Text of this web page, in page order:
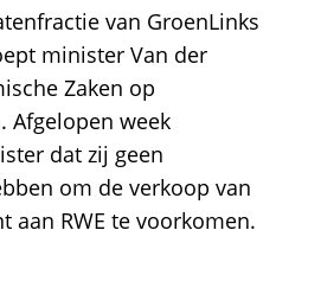
van GroenLinks
minister Van der
Zaken op
week
dat zij geen
om de verkoop van
aan RWE te voorkomen.